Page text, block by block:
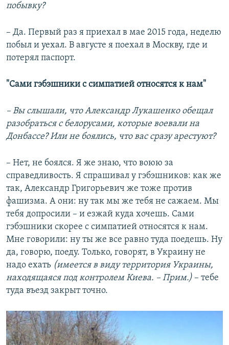
побывку?
– Да. Первый раз я приехал в мае 2015 года, неделю
побыл и уехал. В августе я поехал в Москву, где и
потерял паспорт.
"Сами гэбэшники с симпатией относятся к нам"
– Вы слышали, что Александр Лукашенко обещал
разобраться с белорусами, которые воевали на
Донбассе? Или не боялись, что вас сразу арестуют?
– Нет, не боялся. Я же знаю, что воюю за
справедливость. Я спрашивал у гэбэшников: как же
так, Александр Григорьевич же тоже против
фашизма. А они: ну так мы же тебя не сажаем. Мы
тебя допросили – и езжай куда хочешь. Сами
гэбэшники скорее с симпатией относятся к нам.
Мне говорили: ну ты же все равно туда поедешь. Ну
да, говорю, поеду. Только, говорят, в Украину не
надо ехать (имеется в виду территория Украины,
находящаяся под контролем Киева. – Прим.) – тебе
туда въезд закрыт точно.